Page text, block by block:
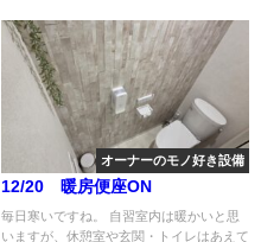
オーナーのモノ好き設備
12/20 暖房便座ON
毎日寒いですね。 自習室内は暖かいと思
いますが、休憩室や玄関・トイレはあえて